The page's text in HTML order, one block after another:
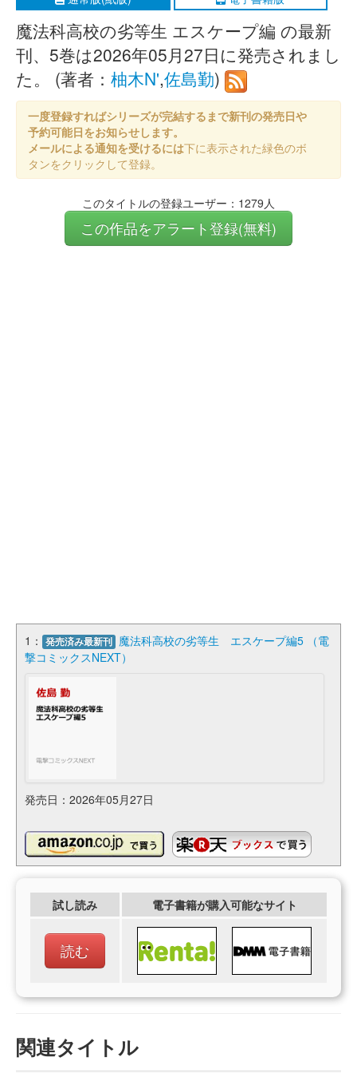
魔法科高校の劣等生 エスケープ編 の最新
刊、5巻は2026年05月27日に発売されまし
た。 (著者： 柚木N',佐島勤)
一度登録すればシリーズが完結するまで新刊の発売日や
予約可能日をお知らせします。
メールによる通知を受けるには下に表示された緑色のボ
タンをクリックして登録。
このタイトルの登録ユーザー：1279人
この作品をアラート登録(無料)
1： 発売済み最新刊 魔法科高校の劣等生 エスケープ編5 （電
撃コミックスNEXT）
発売日：2026年05月27日
試し読み 電子書籍が購入可能なサイト
読む
関連タイトル